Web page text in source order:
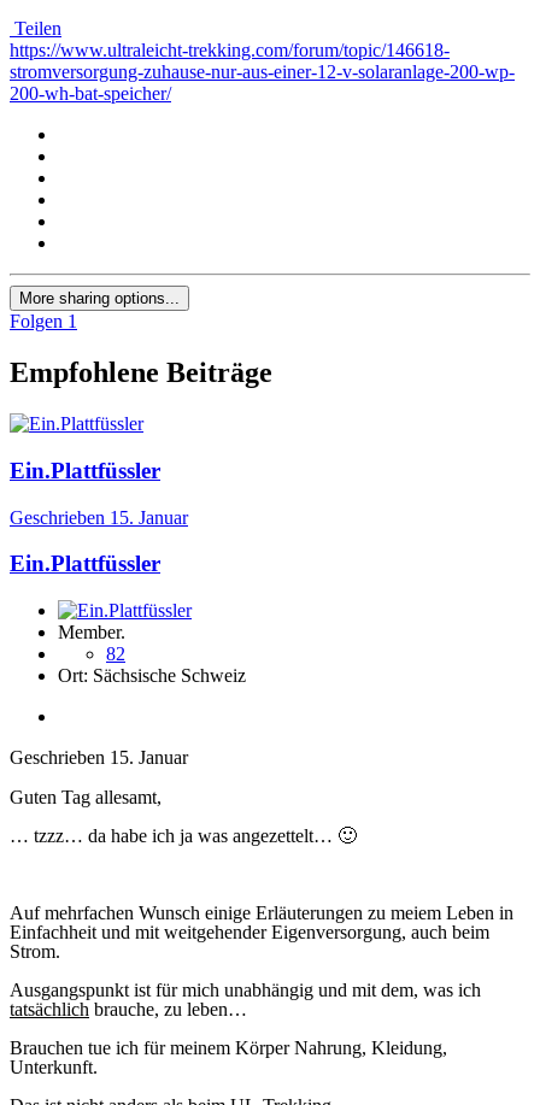
Teilen
https://www.ultraleicht-trekking.com/forum/topic/146618-
stromversorgung-zuhause-nur-aus-einer-12-v-solaranlage-200-wp-
200-wh-bat-speicher/
More sharing options...
Folgen 1
Empfohlene Beiträge
Ein.Plattfüssler
Geschrieben 15. Januar
Ein.Plattfüssler
Member.
82
Ort: Sächsische Schweiz
Geschrieben 15. Januar
Guten Tag allesamt,
… tzzz… da habe ich ja was angezettelt… 🙂
Auf mehrfachen Wunsch einige Erläuterungen zu meiem Leben in
Einfachheit und mit weitgehender Eigenversorgung, auch beim
Strom.
Ausgangspunkt ist für mich unabhängig und mit dem, was ich
tatsächlich brauche, zu leben…
Brauchen tue ich für meinem Körper Nahrung, Kleidung,
Unterkunft.